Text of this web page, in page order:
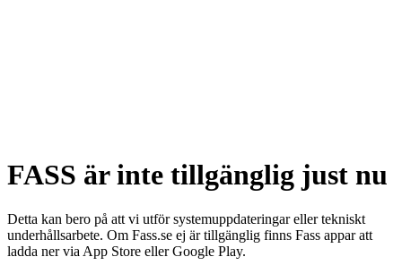
FASS är inte tillgänglig just nu
Detta kan bero på att vi utför systemuppdateringar eller tekniskt
underhållsarbete. Om Fass.se ej är tillgänglig finns Fass appar att
ladda ner via App Store eller Google Play.